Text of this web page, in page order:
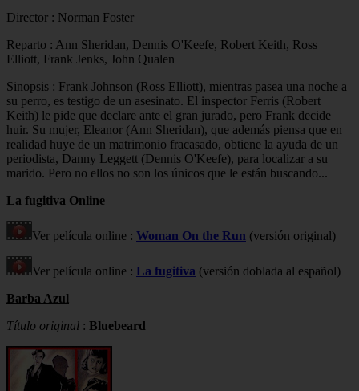
Director : Norman Foster
Reparto : Ann Sheridan, Dennis O'Keefe, Robert Keith, Ross
Elliott, Frank Jenks, John Qualen
Sinopsis : Frank Johnson (Ross Elliott), mientras pasea una noche a
su perro, es testigo de un asesinato. El inspector Ferris (Robert
Keith) le pide que declare ante el gran jurado, pero Frank decide
huir. Su mujer, Eleanor (Ann Sheridan), que además piensa que en
realidad huye de un matrimonio fracasado, obtiene la ayuda de un
periodista, Danny Leggett (Dennis O'Keefe), para localizar a su
marido. Pero no ellos no son los únicos que le están buscando...
La fugitiva Online
Ver película online : Woman On the Run (versión original)
Ver película online : La fugitiva (versión doblada al español)
Barba Azul
Título original : Bluebeard